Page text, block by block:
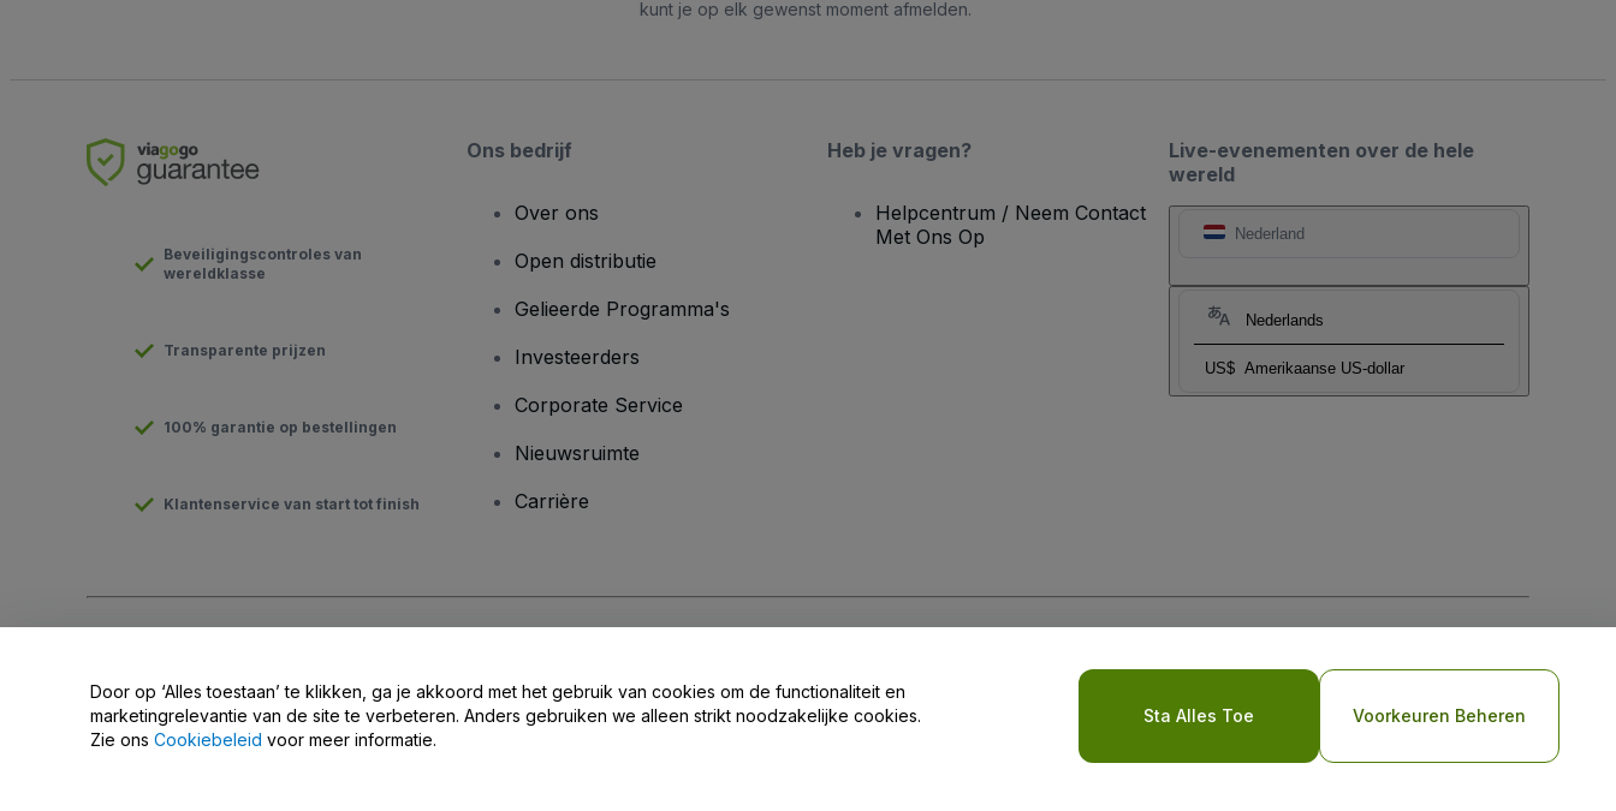
kunt je op elk gewenst moment afmelden.
Live-evenementen over de hele
wereld
Nederland
Nederlands
US$ Amerikaanse US-dollar
Beveiligingscontroles van
wereldklasse
Transparente prijzen
100% garantie op bestellingen
Klantenservice van start tot finish
Ons bedrijf
Over ons
Open distributie
Gelieerde Programma's
Investeerders
Corporate Service
Nieuwsruimte
Carrière
Heb je vragen?
Helpcentrum / Neem Contact
Met Ons Op
privacybeleid voor mobiel
Deel mijn persoonsgegevens niet / Uw privacykeuzes
Door op ‘Alles toestaan’ te klikken, ga je akkoord met het gebruik van cookies om de functionaliteit en
marketingrelevantie van de site te verbeteren. Anders gebruiken we alleen strikt noodzakelijke cookies.
Zie ons Cookiebeleid voor meer informatie.
Sta Alles Toe Voorkeuren Beheren